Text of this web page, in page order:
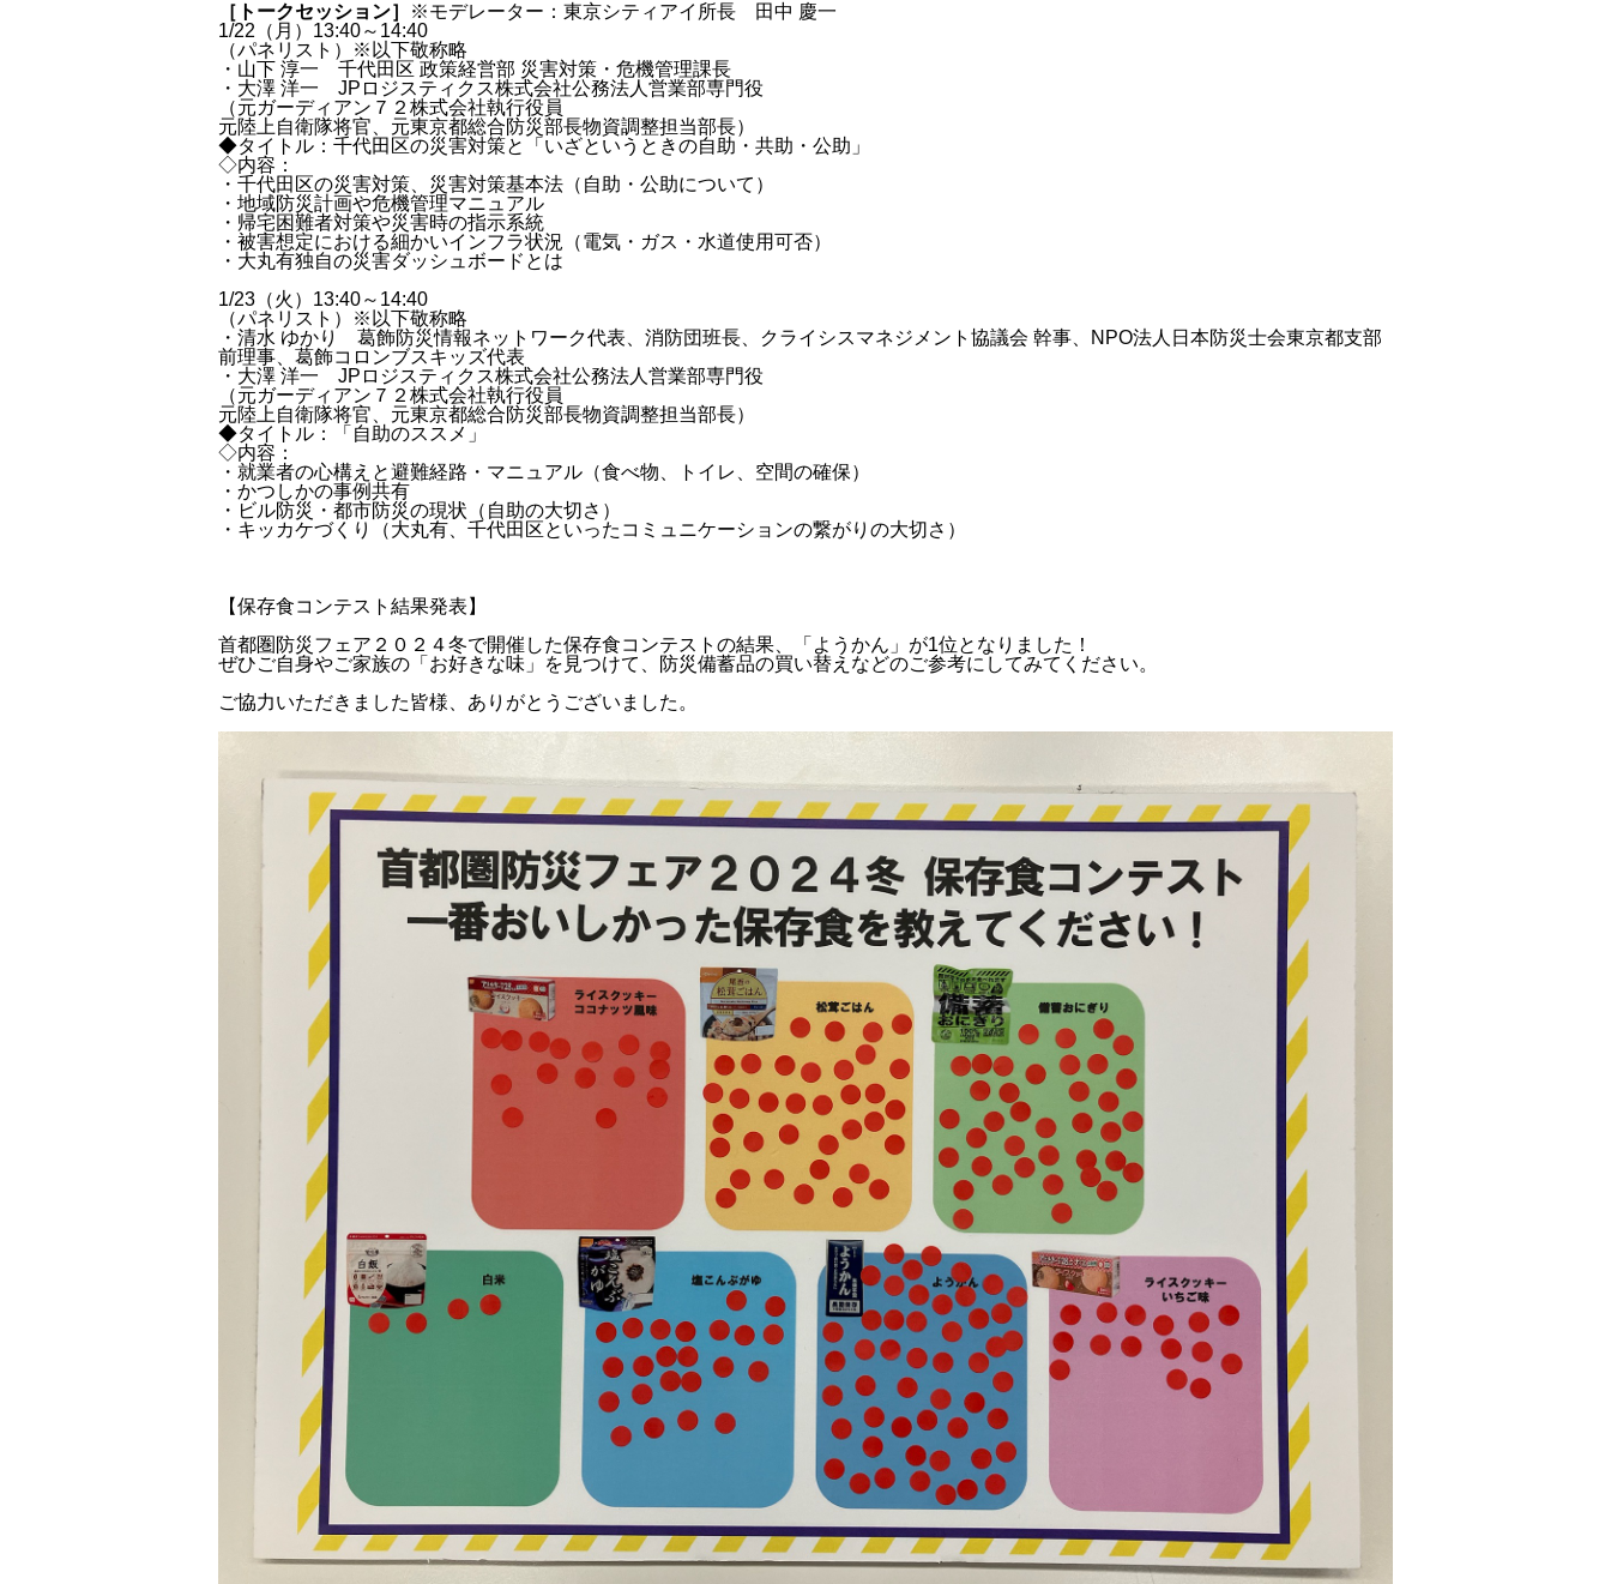
［トークセッション］
※モデレーター：東京シティアイ所長 田中 慶一
1/22（月）13:40～14:40
（パネリスト）※以下敬称略
・山下 淳一 千代田区 政策経営部 災害対策・危機管理課長
・大澤 洋一 JPロジスティクス株式会社公務法人営業部専門役
（元ガーディアン７２株式会社執行役員
元陸上自衛隊将官、元東京都総合防災部長物資調整担当部長）
◆タイトル：千代田区の災害対策と「いざというときの自助・共助・公助」
◇内容：
・千代田区の災害対策、災害対策基本法（自助・公助について）
・地域防災計画や危機管理マニュアル
・帰宅困難者対策や災害時の指示系統
・被害想定における細かいインフラ状況（電気・ガス・水道使用可否）
・大丸有独自の災害ダッシュボードとは
1/23（火）13:40～14:40
（パネリスト）※以下敬称略
・清水 ゆかり 葛飾防災情報ネットワーク代表、消防団班長、クライシスマネジメント協議会 幹事、NPO法人日本防災士会東京都支部
前理事、葛飾コロンブスキッズ代表
・大澤 洋一 JPロジスティクス株式会社公務法人営業部専門役
（元ガーディアン７２株式会社執行役員
元陸上自衛隊将官、元東京都総合防災部長物資調整担当部長）
◆タイトル：「自助のススメ」
◇内容：
・就業者の心構えと避難経路・マニュアル（食べ物、トイレ、空間の確保）
・かつしかの事例共有
・ビル防災・都市防災の現状（自助の大切さ）
・キッカケづくり（大丸有、千代田区といったコミュニケーションの繋がりの大切さ）
【保存食コンテスト結果発表】
首都圏防災フェア２０２４冬で開催した保存食コンテストの結果、「ようかん」が1位となりました！
ぜひご自身やご家族の「お好きな味」を見つけて、防災備蓄品の買い替えなどのご参考にしてみてください。
ご協力いただきました皆様、ありがとうございました。